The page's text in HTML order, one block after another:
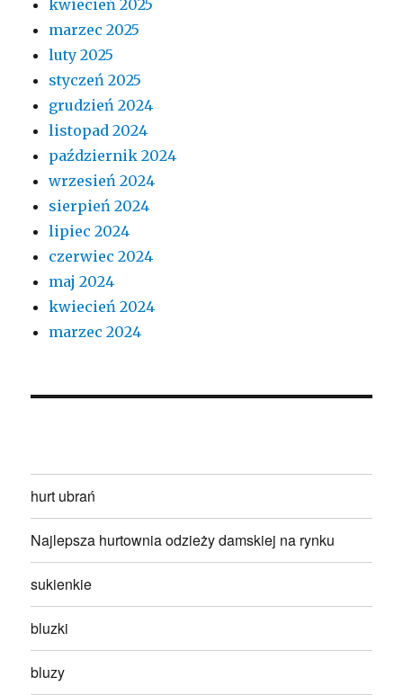
kwiecień 2025
marzec 2025
luty 2025
styczeń 2025
grudzień 2024
listopad 2024
październik 2024
wrzesień 2024
sierpień 2024
lipiec 2024
czerwiec 2024
maj 2024
kwiecień 2024
marzec 2024
hurt ubrań
Najlepsza hurtownia odzieży damskiej na rynku
sukienkie
bluzki
bluzy